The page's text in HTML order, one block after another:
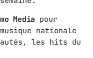
Media pour
nationale
les hits du